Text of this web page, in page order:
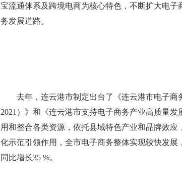
宝流通体系及跨境电商为核心特色，不断扩大电
务发展道路。
去年，连云港市制定出台了《连云港市电子商
2021）》和《连云港市支持电子商务产业高质量
用和整合各类资源，依托县域特色产业和品牌效
化示范引领作用，全市电子商务整体实现较快发展
同比增长35 %。